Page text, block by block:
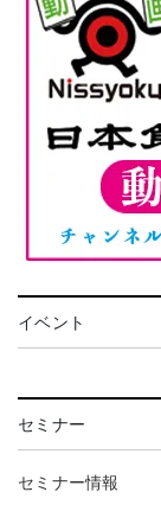
イベント
セミナー
セミナー情報